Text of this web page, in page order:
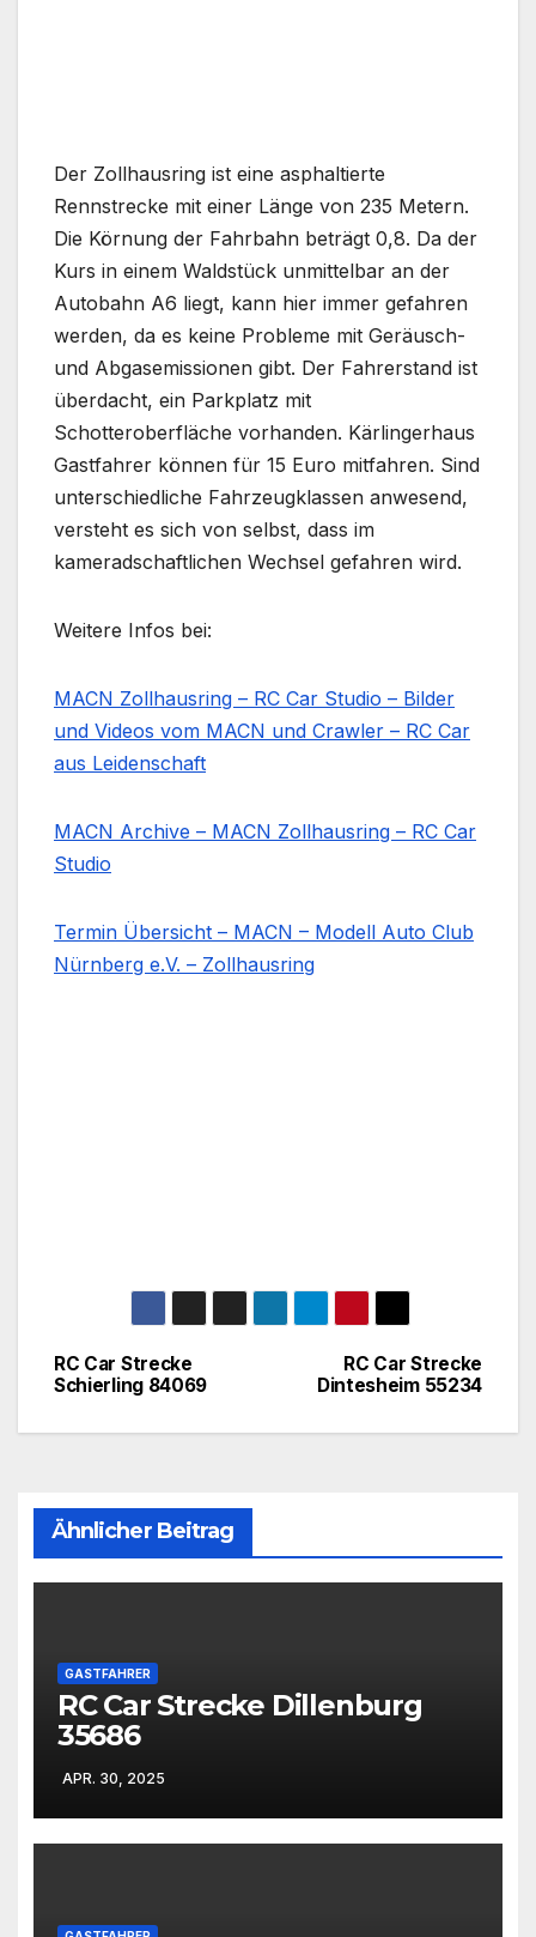
Der Zollhausring ist eine asphaltierte
Rennstrecke mit einer Länge von 235 Metern.
Die Körnung der Fahrbahn beträgt 0,8. Da der
Kurs in einem Waldstück unmittelbar an der
Autobahn A6 liegt, kann hier immer gefahren
werden, da es keine Probleme mit Geräusch-
und Abgasemissionen gibt. Der Fahrerstand ist
überdacht, ein Parkplatz mit
Schotteroberfläche vorhanden. Kärlingerhaus
Gastfahrer können für 15 Euro mitfahren. Sind
unterschiedliche Fahrzeugklassen anwesend,
versteht es sich von selbst, dass im
kameradschaftlichen Wechsel gefahren wird.
Weitere Infos bei:
MACN Zollhausring – RC Car Studio – Bilder
und Videos vom MACN und Crawler – RC Car
aus Leidenschaft
MACN Archive – MACN Zollhausring – RC Car
Studio
Termin Übersicht – MACN – Modell Auto Club
Nürnberg e.V. – Zollhausring
BeitragsnavigationRC Car Strecke
Dintesheim 55234
RC Car Strecke
Schierling 84069
Ähnlicher Beitrag
GASTFAHRER
RC Car Strecke Dillenburg
35686
APR. 30, 2025